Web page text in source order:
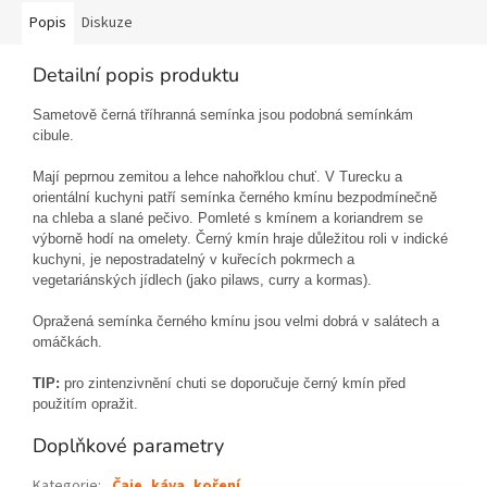
Popis Diskuze
Detailní popis produktu
Sametově černá tříhranná semínka jsou podobná semínkám
cibule.
Mají peprnou zemitou a lehce nahořklou chuť. V Turecku a
orientální kuchyni patří semínka černého kmínu bezpodmínečně
na chleba a slané pečivo. Pomleté s kmínem a koriandrem se
výborně hodí na omelety. Černý kmín hraje důležitou roli v indické
kuchyni, je nepostradatelný v kuřecích pokrmech a
vegetariánských jídlech (jako pilaws, curry a kormas).
Opražená semínka černého kmínu jsou velmi dobrá v salátech a
omáčkách.
TIP: pro zintenzivnění chuti se doporučuje černý kmín před
použitím opražit.
Doplňkové parametry